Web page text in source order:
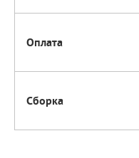
Оплата
Сборка